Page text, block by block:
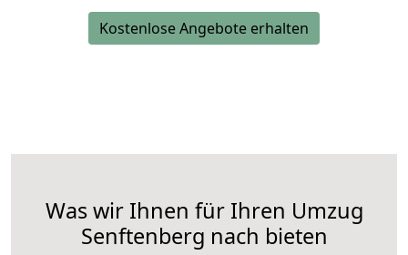
Kostenlose Angebote erhalten
Was wir Ihnen für Ihren Umzug
Senftenberg nach bieten